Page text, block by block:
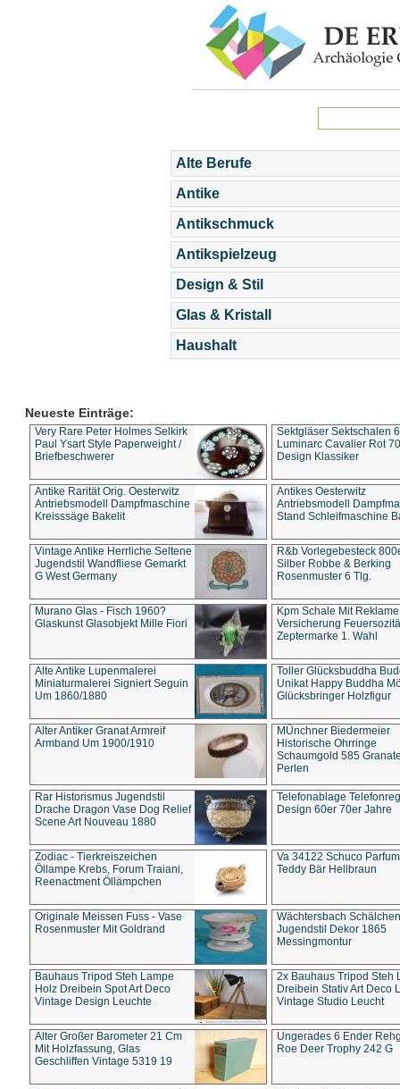
Alte Berufe
Antike
Antikschmuck
Antikspielzeug
Design & Stil
Glas & Kristall
Haushalt
Neueste Einträge:
Very Rare Peter Holmes Selkirk
Paul Ysart Style Paperweight /
Briefbeschwerer
Sektgläser Sektschalen
Luminarc Cavalier Rot
Design Klassiker
Antike Rarität Orig. Oesterwitz
Antriebsmodell Dampfmaschine
Kreisssäge Bakelit
Antikes Oesterwitz
Antriebsmodell
Stand Schleifmaschine
Vintage Antike Herrliche Seltene
Jugendstil Wandfliese Gemarkt
G West Germany
R&b Vorlegebesteck
Silber Robbe & Berking
Rosenmuster 6 Tlg.
Murano Glas - Fisch 1960?
Glaskunst Glasobjekt Mille Fiori
Kpm Schale Mit Reklame
Versicherung
Zeptermarke 1. Wahl
Alte Antike Lupenmalerei
Miniaturmalerei Signiert Seguin
Um 1860/1880
Toller Glücksbuddha
Unikat Happy Buddha
Glücksbringer Holzfigur
Alter Antiker Granat Armreif
Armband Um 1900/1910
MÜnchner Biedermeier
Historische Ohrringe
Schaumgold 585
Perlen
Rar Historismus Jugendstil
Drache Dragon Vase Dog Relief
Scene Art Nouveau 1880
Telefonablage
Design 60er 70er Jahre
Zodiac - Tierkreiszeichen
Öllampe Krebs, Forum Traiani,
Reenactment Öllämpchen
Va 34122 Schuco
Teddy Bär Hellbraun
Originale Meissen Fuss - Vase
Rosenmuster Mit Goldrand
Wächtersbach Schälchen
Jugendstil Dekor 1865
Messingmontur
Bauhaus Tripod Steh Lampe
Holz Dreibein Spot Art Deco
Vintage Design Leuchte
2x Bauhaus Tripod Steh
Dreibein Stativ Art Deco
Vintage Studio Leucht
Alter Großer Barometer 21 Cm
Mit Holzfassung, Glas
Geschliffen Vintage 5319 19
Ungerades 6 Ender
Roe Deer Trophy 242 G